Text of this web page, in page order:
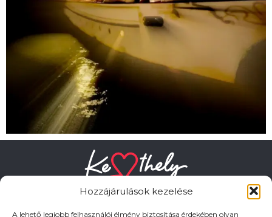
Hozzájárulások kezelése
A lehető legjobb felhasználói élmény biztosítása érdekében olyan